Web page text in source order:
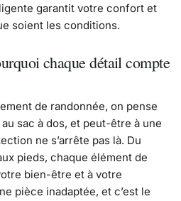
garantit votre confort et
soient les conditions.
chaque détail compte
de randonnée, on pense
sac à dos, et peut-être à une
ne s’arrête pas là. Du
pieds, chaque élément de
bien-être et à votre
pièce inadaptée, et c’est le